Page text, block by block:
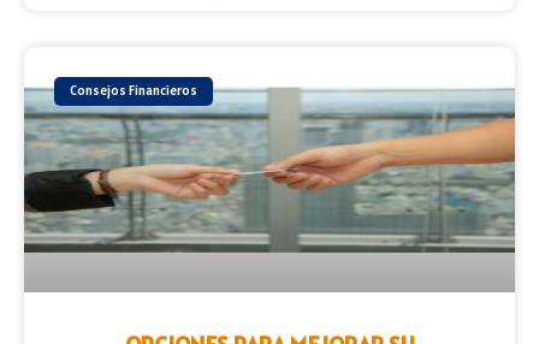
Consejos Financieros